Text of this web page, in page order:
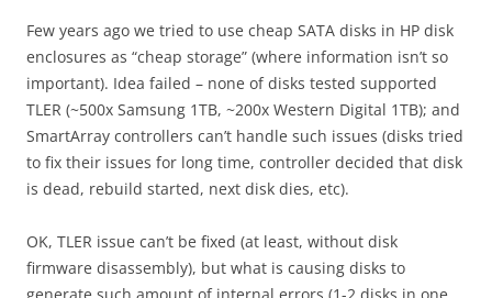
Few years ago we tried to use cheap SATA disks in HP disk
enclosures as “cheap storage” (where information isn’t so
important). Idea failed – none of disks tested supported
TLER (~500x Samsung 1TB, ~200x Western Digital 1TB); and
SmartArray controllers can’t handle such issues (disks tried
to fix their issues for long time, controller decided that disk
is dead, rebuild started, next disk dies, etc).
OK, TLER issue can’t be fixed (at least, without disk
firmware disassembly), but what is causing disks to